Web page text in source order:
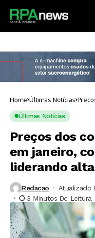
Home Últimas Notícias
com
Últimas Notícias
Preços dos
em janeiro,
liderando
Redacao
Atualizado
3 Minutos De Leitura